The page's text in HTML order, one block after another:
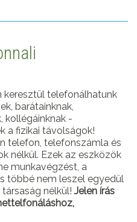
keresztül telefonálhatunk
barátainknak,
kollégáinknak -
a fizikai távolságok!
telefon, telefonszámla és
nélkül. Ezek az eszközök
munkavégzést, a
többé nem leszel egyedül
nélkül! Jelen írás